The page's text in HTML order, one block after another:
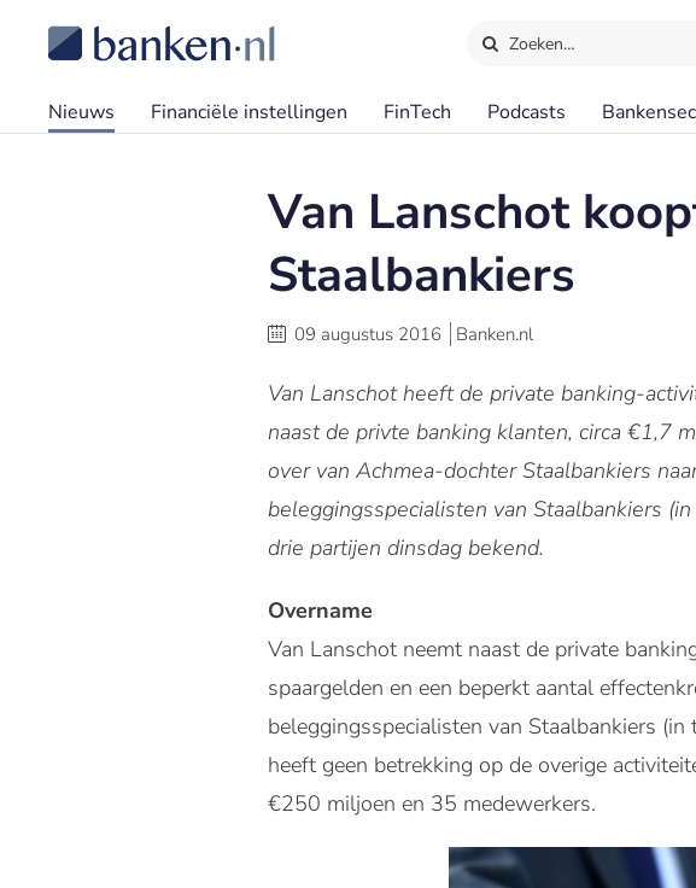
Zoeken…
Nieuws Financiële instellingen FinTech Podcasts
Van Lanschot
Staalbankiers
09 augustus 2016 Banken.nl
Van Lanschot heeft de private banking-
naast de privte banking klanten, circa €1,7
over van Achmea-dochter Staalbankiers
beleggingsspecialisten van Staalbankiers
drie partijen dinsdag bekend.
Overname
Van Lanschot neemt naast de private
spaargelden en een beperkt aantal
beleggingsspecialisten van Staalbankiers
heeft geen betrekking op de overige
€250 miljoen en 35 medewerkers.